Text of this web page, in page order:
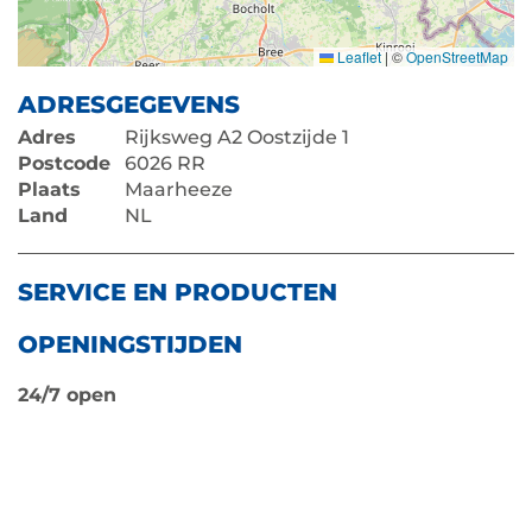
Leaflet |©OpenStreetMap
ADRESGEGEVENS
Adres
Rijksweg A2 Oostzijde 1
Postcode
6026 RR
Plaats
Maarheeze
Land
NL
SERVICE EN PRODUCTEN
OPENINGSTIJDEN
24/7 open